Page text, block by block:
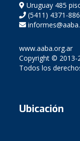
Uruguay 485
(5411) 4371-
www.aaba.org.ar
Copyright © 2013-
Todos los
Ubicación